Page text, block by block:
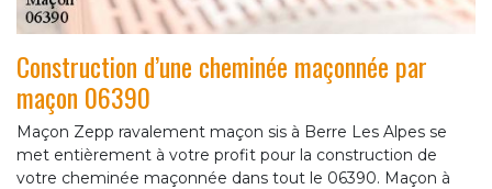
Construction d’une cheminée maçonnée par
maçon 06390
Maçon Zepp ravalement maçon sis à Berre Les Alpes se
met entièrement à votre profit pour la construction de
votre cheminée maçonnée dans tout le 06390. Maçon à